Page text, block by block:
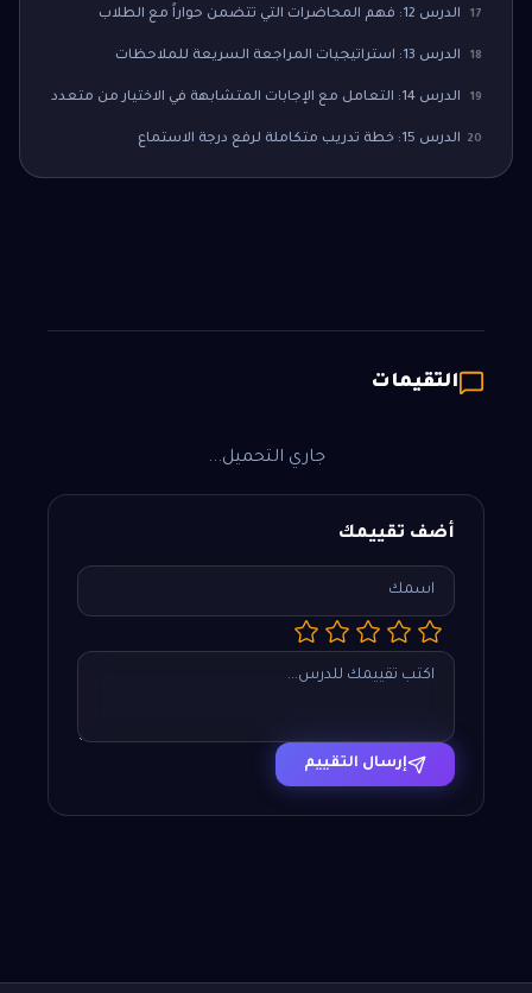
17 الدرس 12: فهم المحاضرات التي تتضمن حواراً مع الطلاب
18 الدرس 13: استراتيجيات المراجعة السريعة للملاحظات
19 الدرس 14: التعامل مع الإجابات المتشابهة في الاختيار من متعدد
20 الدرس 15: خطة تدريب متكاملة لرفع درجة الاستماع
التقيمات
جاري التحميل...
أضف تقييمك
إرسال التقييم